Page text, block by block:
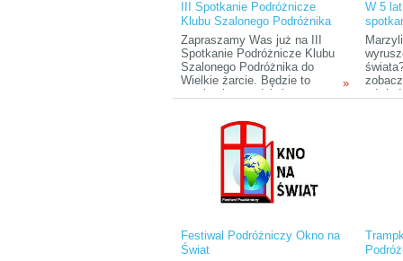
festiwalowe.
III Spotkanie Podróżnicze
Klubu Szalonego Podróżnika
Zapraszamy Was już na III
Spotkanie Podróżnicze Klubu
Szalonego Podróżnika do
Wielkie żarcie. Będzie to
spotkanie przed świąteczne, w
prezentacje podróżnicze, gdyż
odbędzie.
»
W 5
Kilena
Festiwal Podróżniczy Okno na
Świat